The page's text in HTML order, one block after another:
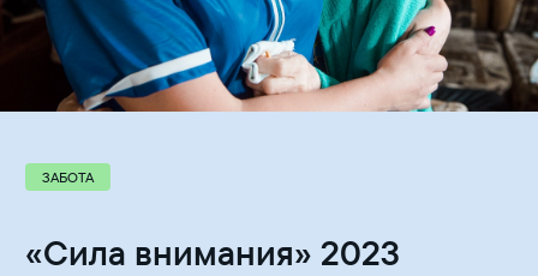
ЗАБОТА
«Сила внимания» 2023